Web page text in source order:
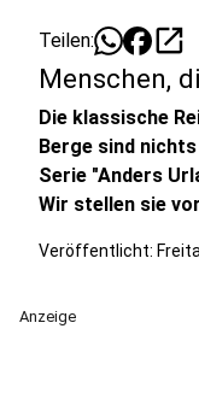
Teilen: open_in_new
Menschen,
Die klassische
Berge sind
Serie "Anders
Wir stellen sie
Veröffentlicht:
Anzeige